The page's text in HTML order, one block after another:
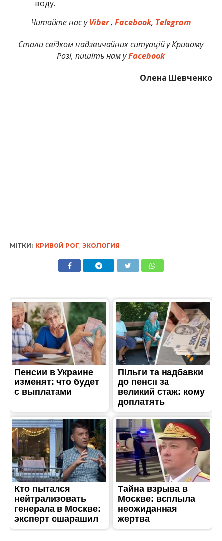
воду.
Читайте нас уViber,Facebook, Telegram
Стали свідком надзвичайних ситуацій у Кривому
Розі, пишіть нам уFacebook
Олена Шевченко
МІТКИ: КРИВОЙ РОГ, ЭКОЛОГИЯ